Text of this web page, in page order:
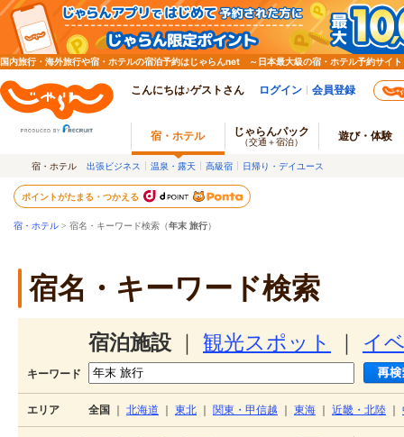
国内旅行・海外旅行や宿・ホテルの宿泊予約はじゃらんnet ～日本最大級の宿・ホテル予約サイト
こんにちは♪ゲストさん ログイン 会員登録
宿・ホテル じゃらんパック
（交通＋宿泊） 遊び・体験
宿・ホテル 出張ビジネス 温泉・露天 高級宿 日帰り・デイユース
ポイントがたまる・つかえる
宿・ホテル > 宿名・キーワード検索（年末 旅行）
宿名・キーワード検索
宿泊施設 観光スポット イ
キーワード
エリア 全国 北海道 東北 関東・甲信越 東海 近畿・北陸